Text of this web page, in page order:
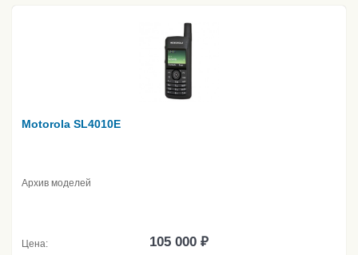
Motorola SL4010E
Архив моделей
Цена: 105 000 ₽